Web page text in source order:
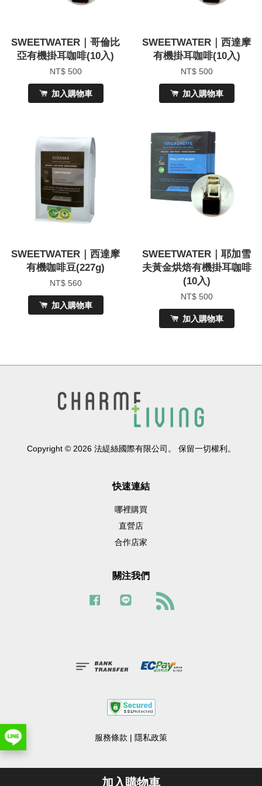
加入購物車
SWEETWATER｜哥倫比
亞有機掛耳咖啡(10入)
NT$ 500
加入購物車
SWEETWATER｜西達摩
有機掛耳咖啡(10入)
NT$ 500
加入購物車
SWEETWATER｜西達摩
有機咖啡豆(227g)
NT$ 560
加入購物車
SWEETWATER｜耶加雪
夫黃金烘焙有機掛耳咖啡
(10入)
NT$ 500
加入購物車
Copyright © 2026 法緹絲國際有限公司。 保留一切權利。
快速連結
哪裡購買
直營店
合作店家
關注我們
Facebook
服務條款 | 隱私政策